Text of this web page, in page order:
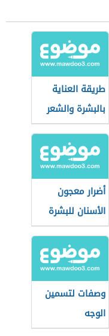
طريقة العناية
بالبشرة والشعر
أضرار معجون
الأسنان للبشرة
وصفات لتسمين
الوجه